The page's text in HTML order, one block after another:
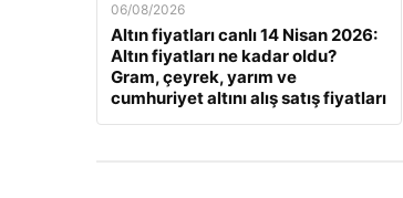
06/08/2026
Altın fiyatları canlı 14 Nisan 2026:
Altın fiyatları ne kadar oldu?
Gram, çeyrek, yarım ve
cumhuriyet altını alış satış fiyatları